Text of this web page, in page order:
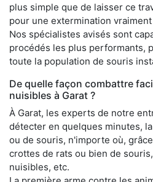
plus simple que de laisser ce
pour une extermination
Nos spécialistes avisés sont
procédés les plus performants,
toute la population de souris
De quelle façon combattre
nuisibles à Garat ?
À Garat, les experts de notre
détecter en quelques minutes,
ou de souris, n'importe où,
crottes de rats ou bien de
nuisibles, etc.